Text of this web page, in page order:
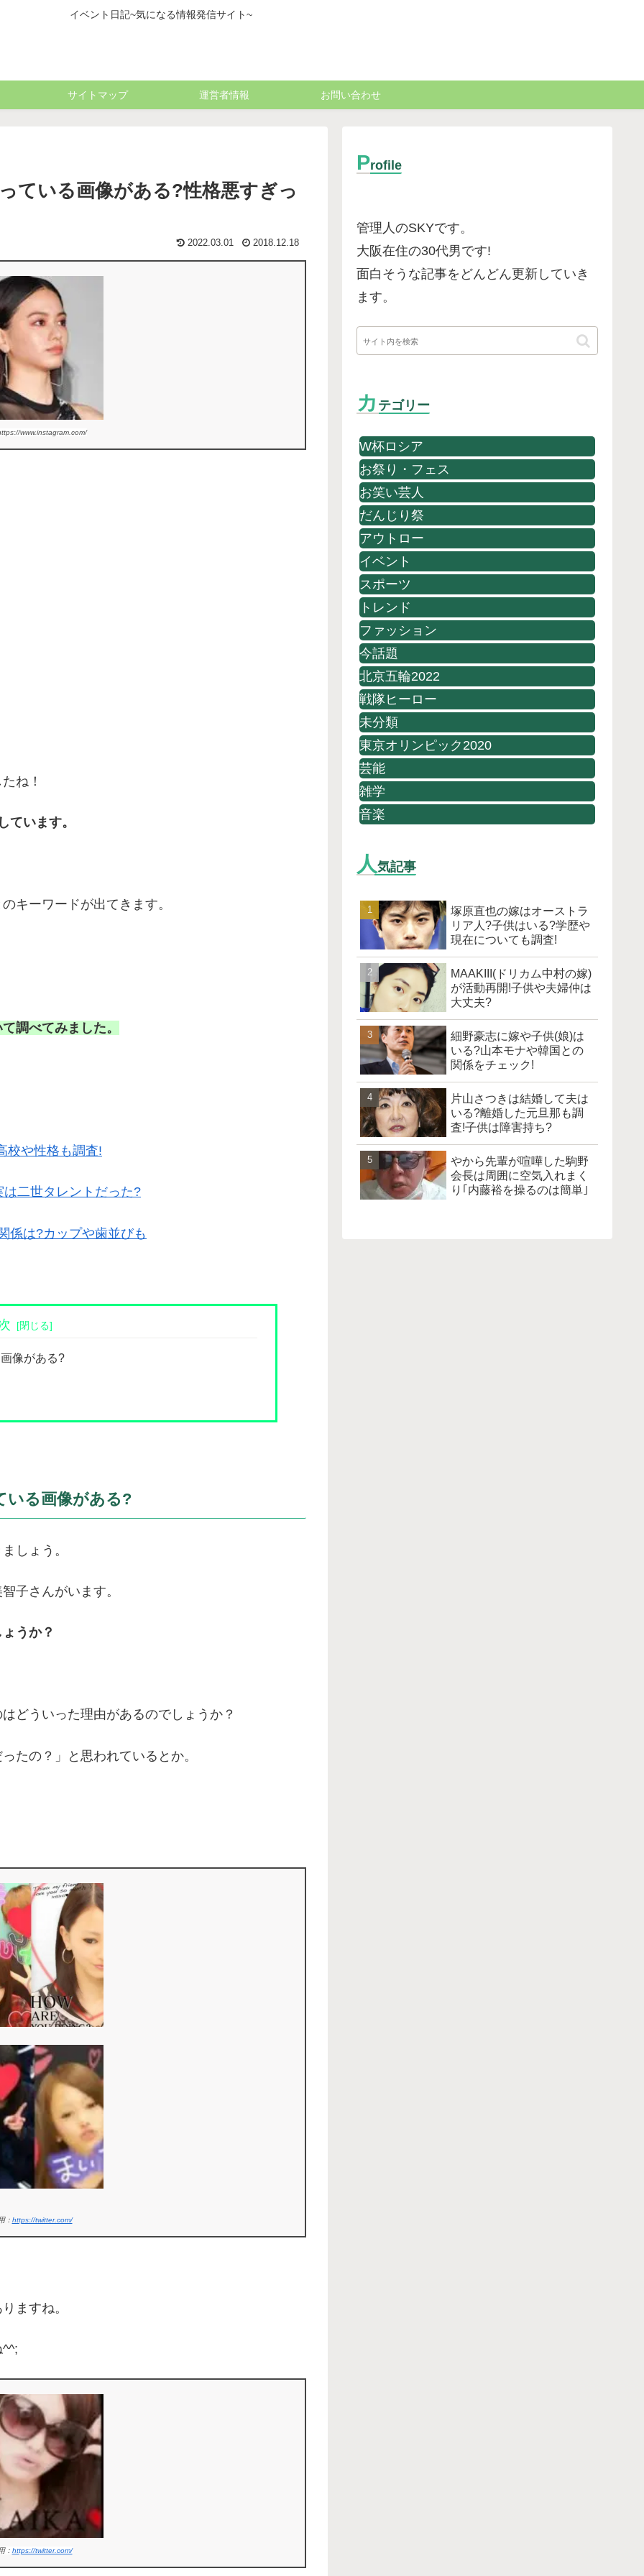
イベント日記~気になる情報発信サイト~
サイトマップ 運営者情報 お問い合わせ
ている画像がある?性格悪すぎっ
2022.03.01 2018.12.18
www.instagram.com/
ね！
ています。
キーワードが出てきます。
調べてみました。
校や性格も調査!
二世タレントだった?
係は?カップや歯並びも
像がある?
いる画像がある?
しょう。
子さんがいます。
うか？
どういった理由があるのでしょうか？
たの？」と思われているとか。
： https://twitter.com/
ますね。
： https://twitter.com/
Profile
管理人のSKYです。
大阪在住の30代男です!
面白そうな記事をどんどん更新していき
ます。
カ テゴリー
W杯ロシア
お祭り・フェス
お笑い芸人
だんじり祭
アウトロー
イベント
スポーツ
トレンド
ファッション
今話題
北京五輪2022
戦隊ヒーロー
未分類
東京オリンピック2020
芸能
雑学
音楽
人気記事
塚原直也の嫁はオーストラ
リア人?子供はいる?学歴や
現在についても調査!
MAAKIII(ドリカム中村の嫁)
が活動再開!子供や夫婦仲は
大丈夫?
細野豪志に嫁や子供(娘)は
いる?山本モナや韓国との
関係をチェック!
片山さつきは結婚して夫は
いる?離婚した元旦那も調
査!子供は障害持ち?
やから先輩が喧嘩した駒野
会長は周囲に空気入れまく
り｢内藤裕を操るのは簡単｣